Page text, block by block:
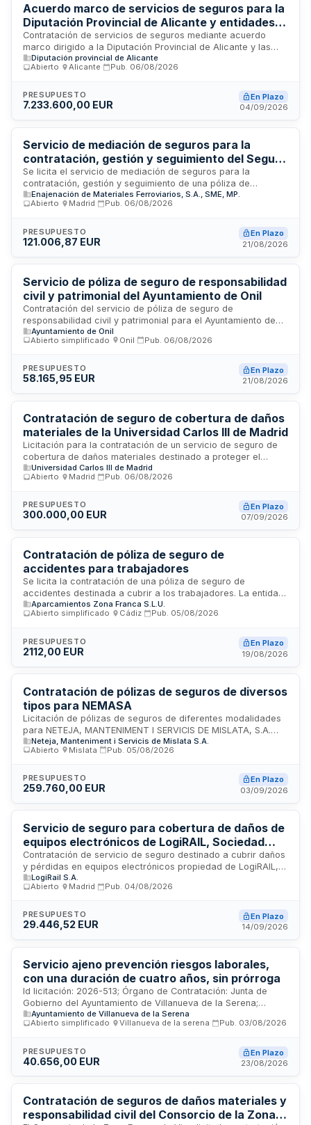
Acuerdo marco de servicios de seguros para la
Diputación Provincial de Alicante y entidades
adheridas: responsabilidad civil, patrimonial y
daños materiales
Contratación de servicios de seguros mediante acuerdo
marco dirigido a la Diputación Provincial de Alicante y las
entidades u organismos públicos adheridos a su Central de
Contratación. El objeto comprende la cobertura de seguros
daños materiales. Este acuerdo marco permite a todas las
administraciones y organismos adheridos acceder a
facilitando la gestión del riesgo y la protección del
patrimonio público de manera coordinada y eficiente.
Diputación provincial de Alicante
Abierto
Alicante Pub. 06/08/2026
PRESUPUESTO
7.233.600,00 EUR
En Plazo
04/09/2026
Servicio de mediación de seguros para la
contratación, gestión y seguimiento del Seguro
de Responsabilidad Civil General de Emfesa
Se licita el servicio de mediación de seguros para la
contratación, gestión y seguimiento de una póliza de
Responsabilidad Civil General destinada a Enajenación de
Materiales Ferroviarios, S.A. (Emfesa). El mediador deberá
coberturas y límites, negociar y presentar propuestas de
colocación o renovación del seguro, gestionar la
realizar el seguimiento administrativo y técnico de la póliza
durante su vigencia, cubriendo actividades como
comercialización de activos ferroviarios, recogida de
residuos, almacenamiento y logística relacionada con
infraestructuras ferroviarias.
Enajenación de Materiales Ferroviarios, S.A., SME, MP.
Abierto
Madrid Pub. 06/08/2026
PRESUPUESTO
121.006,87 EUR
En Plazo
21/08/2026
Servicio de póliza de seguro de responsabilidad
civil y patrimonial del Ayuntamiento de Onil
Contratación del servicio de póliza de seguro de
responsabilidad civil y patrimonial para el Ayuntamiento de
Onil. La póliza ampara las consecuencias económicas
derivadas de responsabilidad civil general, patronal,
Ayuntamiento por acción u omisión a terceros en el ejercicio
de sus actividades y funciones. Se incluye la responsabilidad
vigente en materia de procedimiento administrativo.
Ayuntamiento de Onil
Abierto simplificado
Onil Pub. 06/08/2026
PRESUPUESTO
58.165,95 EUR
En Plazo
21/08/2026
Contratación de seguro de cobertura de daños
materiales de la Universidad Carlos III de Madrid
Licitación para la contratación de un servicio de seguro de
cobertura de daños materiales destinado a proteger el
patrimonio inmobiliario y bienes de la Universidad Carlos III
de Madrid. El contrato incluye la ejecución de servicios de
conforme a las especificaciones técnicas y administrativas
establecidas en los pliegos de prescripciones técnicas
adjudicataria, quien deberá cumplir con los requisitos de
solvencia y capacidad técnica requeridos.
Universidad Carlos III de Madrid
Abierto
Madrid Pub. 06/08/2026
PRESUPUESTO
300.000,00 EUR
En Plazo
07/09/2026
Contratación de póliza de seguro de
accidentes para trabajadores
Se licita la contratación de una póliza de seguro de
accidentes destinada a cubrir a los trabajadores. La entidad
aseguradora adjudicataria deberá prestar servicio de
gestión de consultas e incidencias, disponer de línea
acceso a consultas mediante web corporativa. Requisitos:
estar autorizada legalmente por la Dirección General de
de solvencia económica y comprometerse a la adscripción
de medios personales y materiales necesarios.
Aparcamientos Zona Franca S.L.U.
Abierto simplificado
Cádiz Pub. 05/08/2026
PRESUPUESTO
2112,00 EUR
En Plazo
19/08/2026
Contratación de pólizas de seguros de diversos
tipos para NEMASA
Licitación de pólizas de seguros de diferentes modalidades
para NETEJA, MANTENIMENT I SERVICIS DE MISLATA, S.A.
(NEMASA), empresa de servicios de limpieza y
mantenimiento. El contrato comprende seis lotes
administración, flota de vehículos, accidentes,
responsabilidad civil, daños materiales y defensa y
adecuada de riesgos patrimoniales, cumplir con normativa
de seguros obligatorios y asegurar prestaciones al personal
municipal conforme a los convenios colectivos aplicables.
Neteja, Manteniment i Servicis de Mislata S.A.
Abierto
Mislata Pub. 05/08/2026
PRESUPUESTO
259.760,00 EUR
En Plazo
03/09/2026
Servicio de seguro para cobertura de daños de
equipos electrónicos de LogiRAIL, Sociedad
Mercantil Estatal
Contratación de servicio de seguro destinado a cubrir daños
y pérdidas en equipos electrónicos propiedad de LogiRAIL,
Sociedad Mercantil Estatal. La póliza incluye cobertura de
altas de equipos durante su vigencia. El adjudicatario deberá
de la información, designar un punto de contacto de
seguridad y garantizar que cualquier subcontratista que
equivalentes de protección de datos. El contrato se rige por
la Ley de Contratos del Sector Público y se ejecutará
conforme a las especificaciones técnicas del pliego anexo.
LogiRail S.A.
Abierto
Madrid Pub. 04/08/2026
PRESUPUESTO
29.446,52 EUR
En Plazo
14/09/2026
Servicio ajeno prevención riesgos laborales,
con una duración de cuatro años, sin prórroga
Id licitación: 2026-513; Órgano de Contratación: Junta de
Gobierno del Ayuntamiento de Villanueva de la Serena;
Importe: 40656 EUR; Estado: PUB
Ayuntamiento de Villanueva de la Serena
Abierto simplificado
Villanueva de la serena Pub. 03/08/2026
PRESUPUESTO
40.656,00 EUR
En Plazo
23/08/2026
Contratación de seguros de daños materiales y
responsabilidad civil del Consorcio de la Zona